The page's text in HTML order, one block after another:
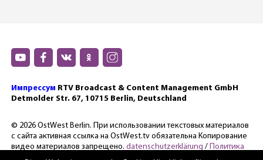
Импрессум RTV Broadcast & Content Management GmbH
Detmolder Str. 67, 10715 Berlin, Deutschland
© 2026 OstWest Berlin. При использовании текстовых материалов
с сайта активная ссылка на OstWest.tv обязательна Копирование
видео материалов запрещено. datenschutzerklärung / Политика
конфиденциальности.